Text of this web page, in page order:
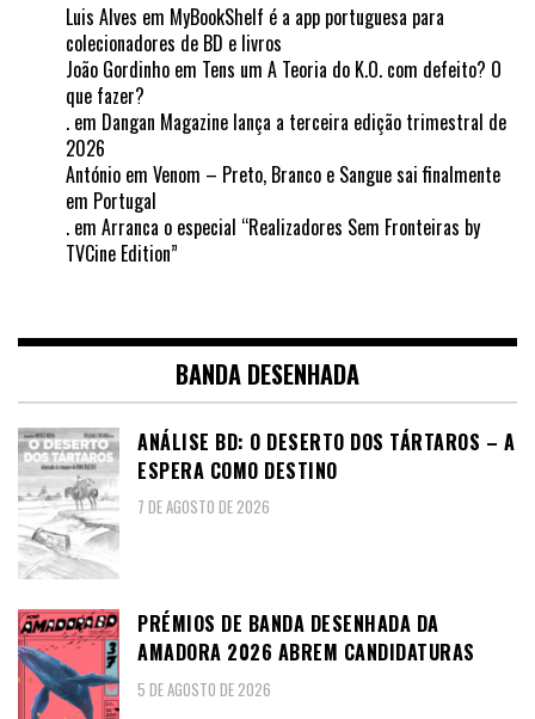
Luis Alves em MyBookShelf é a app portuguesa para
colecionadores de BD e livros
João Gordinho em Tens um A Teoria do K.O. com defeito? O
que fazer?
. em Dangan Magazine lança a terceira edição trimestral de
2026
António em Venom – Preto, Branco e Sangue sai finalmente
em Portugal
. em Arranca o especial “Realizadores Sem Fronteiras by
TVCine Edition”
BANDA DESENHADA
ANÁLISE BD: O DESERTO DOS TÁRTAROS – A
ESPERA COMO DESTINO
7 DE AGOSTO DE 2026
PRÉMIOS DE BANDA DESENHADA DA
AMADORA 2026 ABREM CANDIDATURAS
5 DE AGOSTO DE 2026